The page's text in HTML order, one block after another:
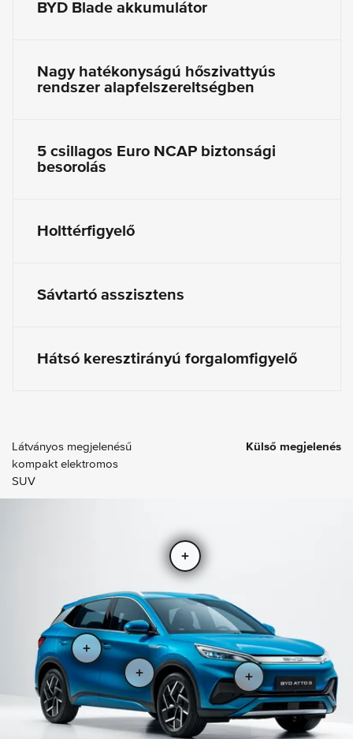
BYD Blade akkumulátor
Nagy hatékonyságú hőszivattyús
rendszer alapfelszereltségben
5 csillagos Euro NCAP biztonsági
besorolás
Holttérfigyelő
Sávtartó asszisztens
Hátsó keresztirányú forgalomfigyelő
Látványos megjelenésű
kompakt elektromos
SUV
Külső megjelenés